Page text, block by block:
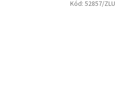
Kód: 52857/ZLU